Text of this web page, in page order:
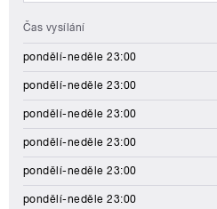
Čas vysílání
pondělí-neděle 23:00
pondělí-neděle 23:00
pondělí-neděle 23:00
pondělí-neděle 23:00
pondělí-neděle 23:00
pondělí-neděle 23:00